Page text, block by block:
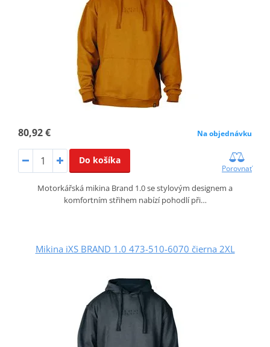
80,92 € Na objednávku
Do košíka
Porovnať
Motorkářská mikina Brand 1.0 se stylovým designem a
komfortním střihem nabízí pohodlí při…
Mikina iXS BRAND 1.0 473-510-6070 čierna 2XL